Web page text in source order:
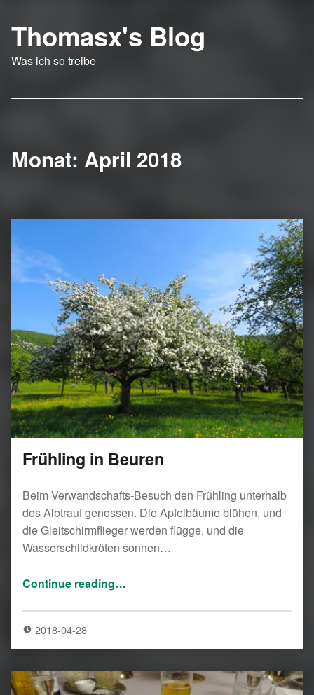
Thomasx's Blog
Was ich so treibe
Monat: April 2018
Frühling in Beuren
Beim Verwandschafts-Besuch den Frühling unterhalb
des Albtrauf genossen. Die Apfelbäume blühen, und
die Gleitschirmflieger werden flügge, und die
Wasserschildkröten sonnen…
Continue reading…
2018-04-28